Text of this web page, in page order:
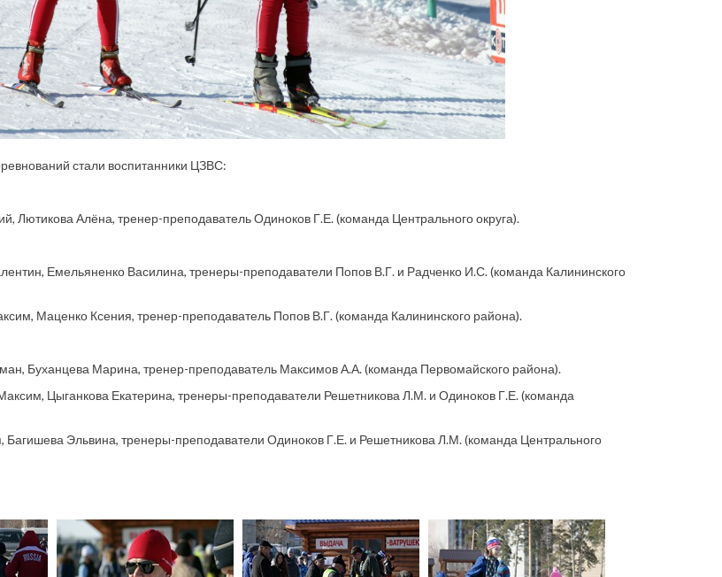
стали воспитанники ЦЗВС:
Лютикова Алёна, тренер-преподаватель Одиноков Г.Е. (команда Центрального округа).
Емельяненко Василина, тренеры-преподаватели Попов В.Г. и Радченко И.С. (команда Калининского
Маценко Ксения, тренер-преподаватель Попов В.Г. (команда Калининского района).
Буханцева Марина, тренер-преподаватель Максимов А.А. (команда Первомайского района).
Цыганкова Екатерина, тренеры-преподаватели Решетникова Л.М. и Одиноков Г.Е. (команда
Багишева Эльвина, тренеры-преподаватели Одиноков Г.Е. и Решетникова Л.М. (команда Центрального